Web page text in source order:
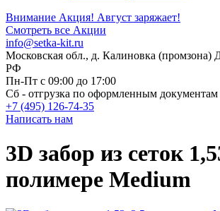
Внимание Акция! Август заряжает!
Смотреть все Акции
info@setka-kit.ru
Московская обл., д. Калиновка (промзона)
РФ
Пн-Пт с 09:00 до 17:00
Сб - отгрузка по оформленным документам
+7 (495) 126-74-35
Написать нам
3D забор из сеток
полимере Medium